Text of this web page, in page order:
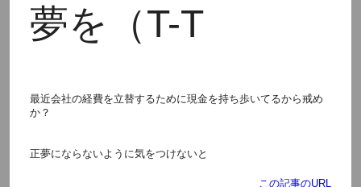
夢を（T-T
最近会社の経費を立替するために現金を持ち歩いてるから戒め
か？
正夢にならないように気をつけないと
この記事のURL